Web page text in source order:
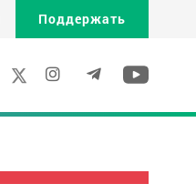
Поддержать